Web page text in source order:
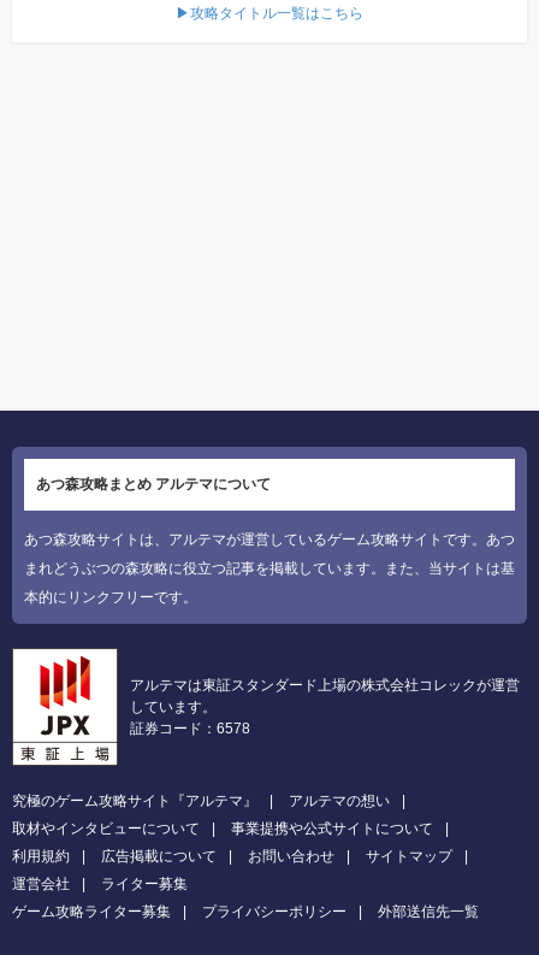
▶攻略タイトル一覧はこちら
あつ森攻略まとめ アルテマについて
あつ森攻略サイトは、アルテマが運営しているゲーム攻略サイトです。あつ
まれどうぶつの森攻略に役立つ記事を掲載しています。また、当サイトは基
本的にリンクフリーです。
アルテマは東証スタンダード上場の株式会社コレックが運営
しています。
証券コード：6578
究極のゲーム攻略サイト『アルテマ』
アルテマの想い
取材やインタビューについて
事業提携や公式サイトについて
利用規約
広告掲載について お問い合わせ
サイトマップ
運営会社
ライター募集
ゲーム攻略ライター募集
プライバシーポリシー 外部送信先一覧